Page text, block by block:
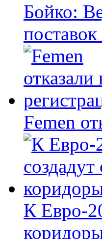
Бойко:
поставок
Femen
К Евро-